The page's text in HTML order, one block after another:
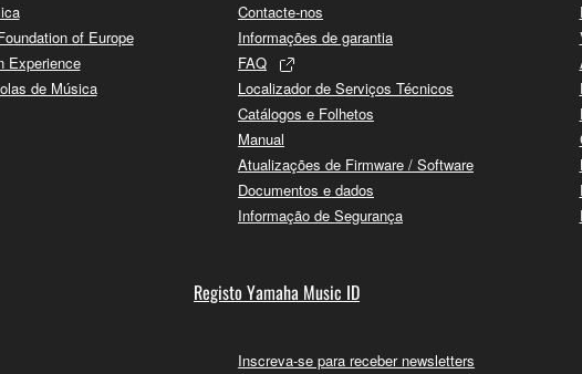
of Europe
Experience
de Música
Contacte-nos
Informações de garantia
FAQ
Localizador de Serviços Técnicos
Catálogos e Folhetos
Manual
Atualizações de Firmware / Software
Documentos e dados
Informação de Segurança
Registo Yamaha Music ID
Inscreva-se para receber newsletters